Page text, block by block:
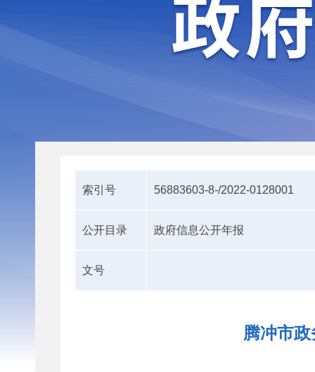
索引号 56883603-8-/2022-0128001
公开目录 政府信息公开年报
文号
腾冲市